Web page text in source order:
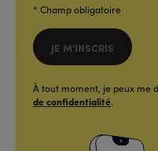
NOM@DOMAINE.COM)*
* Champ obligatoire
JE M'INSCRIS
À tout moment, je peux me
de confidentialité.